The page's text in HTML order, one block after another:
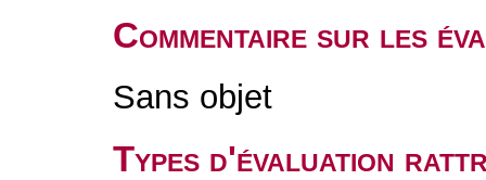
Commentaire sur les
Sans objet
Types d'évaluation